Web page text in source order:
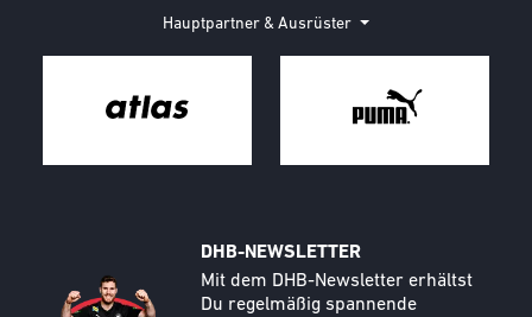
Hauptpartner & Ausrüster
DHB-NEWSLETTER
Text
Mit dem DHB-Newsletter erhältst
Du regelmäßig spannende